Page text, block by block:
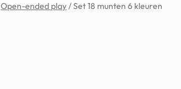
Open-ended play/ Set 18 munten 6 kleuren